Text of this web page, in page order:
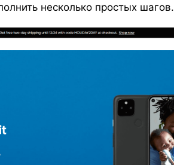
несколько простых шагов.